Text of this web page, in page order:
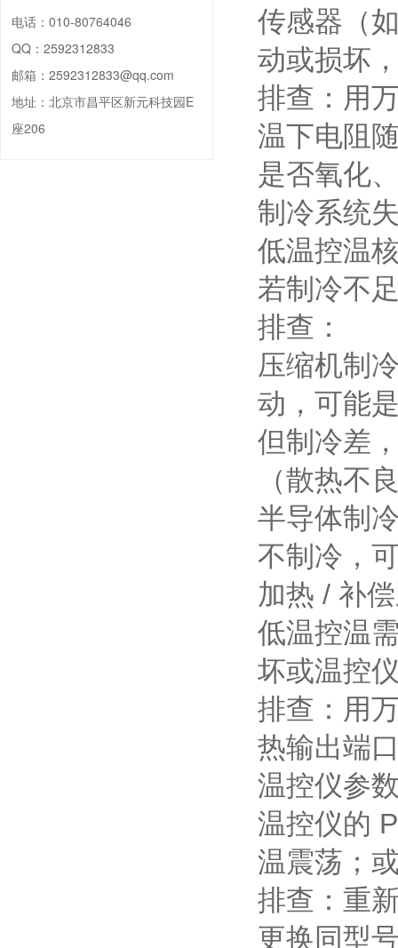
传感器（
动或损坏
排查：用
温下电阻
是否氧化
制冷系统
低温控温
若制冷不
排查：
压缩机制
动，可能
但制冷差
（散热不
半导体制
不制冷，
加热 / 补
低温控温
坏或温控
排查：用
热输出端
温控仪参
温控仪的
温震荡；
排查：重
更换同型
电话： 010-80764046
QQ： 2592312833
邮箱： 2592312833@qq.com
地址： 北京市昌平区新元科技园E
座206